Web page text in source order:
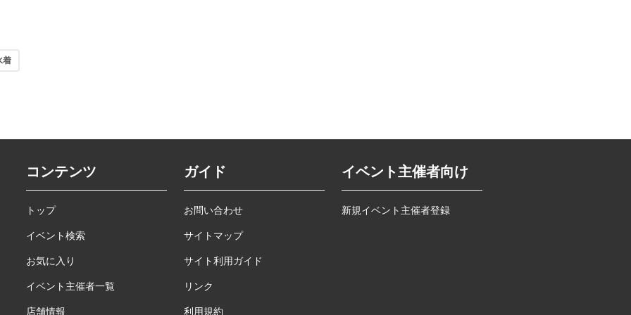
着
コンテンツ
トップ
イベント検索
お気に入り
イベント主催者一覧
店舗情報
ガイド
お問い合わせ
サイトマップ
サイト利用ガイド
リンク
利用規約
イベント主催者向け
新規イベント主催者登録